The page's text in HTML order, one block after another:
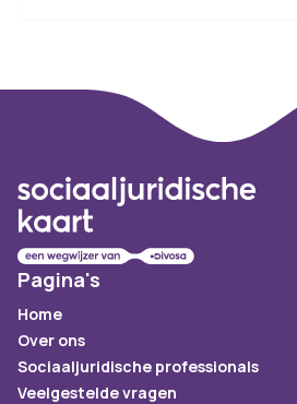
Pagina's
Home
Over ons
Sociaaljuridische professionals
Veelgestelde vragen